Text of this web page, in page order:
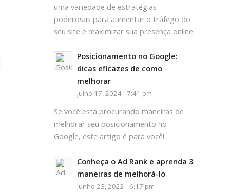
uma variedade de estratégias
poderosas para aumentar o tráfego do
seu site e maximizar sua presença online.
Posicionamento no Google:
dicas eficazes de como
melhorar
julho 17, 2024 - 7:41 pm
Se você está procurando maneiras de
melhorar seu posicionamento no
Google, este artigo é para você!
Conheça o Ad Rank e aprenda 3
maneiras de melhorá-lo
junho 23, 2022 - 6:17 pm